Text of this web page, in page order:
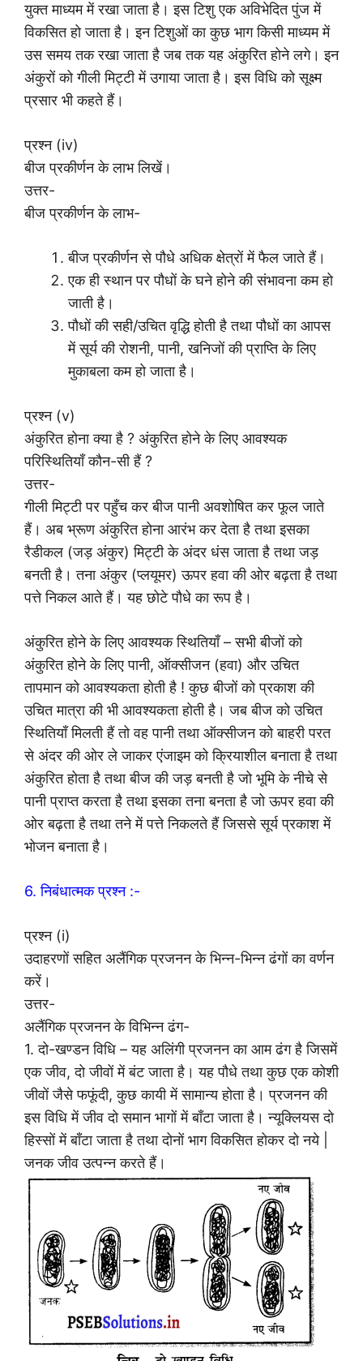
युक्त माध्यम में रखा जाता है। इस टिशु एक अविभेदित पुंज में
विकसित हो जाता है। इन टिशुओं का कुछ भाग किसी माध्यम में
उस समय तक रखा जाता है जब तक यह अंकुरित होने लगे। इन
अंकुरों को गीली मिट्टी में उगाया जाता है। इस विधि को सूक्ष्म
प्रसार भी कहते हैं।
प्रश्न (iv)
बीज प्रकीर्णन के लाभ लिखें।
उत्तर-
बीज प्रकीर्णन के लाभ-
बीज प्रकीर्णन से पौधे अधिक क्षेत्रों में फैल जाते हैं।
एक ही स्थान पर पौधों के घने होने की संभावना कम हो
जाती है।
पौधों की सही/उचित वृद्धि होती है तथा पौधों का आपस
में सूर्य की रोशनी, पानी, खनिजों की प्राप्ति के लिए
मुकाबला कम हो जाता है।
प्रश्न (v)
अंकुरित होना क्या है ? अंकुरित होने के लिए आवश्यक
परिस्थितियाँ कौन-सी हैं ?
उत्तर-
गीली मिट्टी पर पहुँच कर बीज पानी अवशोषित कर फूल जाते
हैं। अब भ्रूण अंकुरित होना आरंभ कर देता है तथा इसका
रैडीकल (जड़ अंकुर) मिट्टी के अंदर धंस जाता है तथा जड़
बनती है। तना अंकुर (प्लयूमर) ऊपर हवा की ओर बढ़ता है तथा
पत्ते निकल आते हैं। यह छोटे पौधे का रूप है।
अंकुरित होने के लिए आवश्यक स्थितियाँ – सभी बीजों को
अंकुरित होने के लिए पानी, ऑक्सीजन (हवा) और उचित
तापमान को आवश्यकता होती है ! कुछ बीजों को प्रकाश की
उचित मात्रा की भी आवश्यकता होती है। जब बीज को उचित
स्थितियाँ मिलती हैं तो वह पानी तथा ऑक्सीजन को बाहरी परत
से अंदर की ओर ले जाकर एंजाइम को क्रियाशील बनाता है तथा
अंकुरित होता है तथा बीज की जड़ बनती है जो भूमि के नीचे से
पानी प्राप्त करता है तथा इसका तना बनता है जो ऊपर हवा की
ओर बढ़ता है तथा तने में पत्ते निकलते हैं जिससे सूर्य प्रकाश में
भोजन बनाता है।
6. निबंधात्मक प्रश्न :-
प्रश्न (i)
उदाहरणों सहित अलैंगिक प्रजनन के भिन्न-भिन्न ढंगों का वर्णन
करें।
उत्तर-
अलैंगिक प्रजनन के विभिन्न ढंग-
1. दो-खण्डन विधि – यह अलिंगी प्रजनन का आम ढंग है जिसमें
एक जीव, दो जीवों में बंट जाता है। यह पौधे तथा कुछ एक कोशी
जीवों जैसे फफूंदी, कुछ कायी में सामान्य होता है। प्रजनन की
इस विधि में जीव दो समान भागों में बाँटा जाता है। न्यूक्लियस दो
हिस्सों में बाँटा जाता है तथा दोनों भाग विकसित होकर दो नये |
जनक जीव उत्पन्न करते हैं।